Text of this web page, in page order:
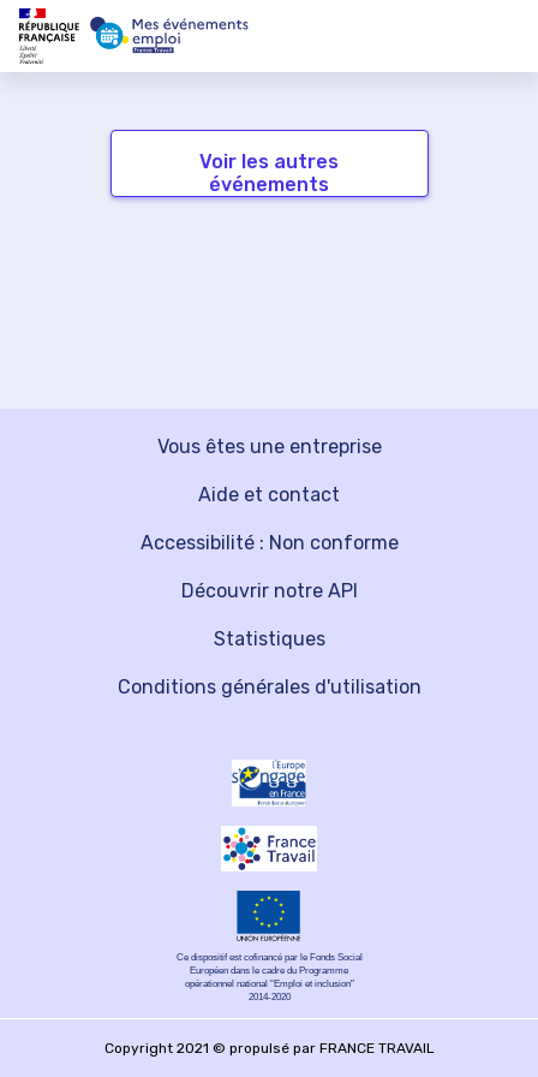
Voir les autres
événements
Vous êtes une entreprise
Découvrir notre API
Aide et contact
Statistiques
Accessibilité : Non conforme
Conditions générales d'utilisation
Ce dispositif est cofinancé par le Fonds Social
Européen dans le cadre du Programme
opérationnel national "Emploi et inclusion"
2014-2020
Copyright 2021 © propulsé par FRANCE TRAVAIL